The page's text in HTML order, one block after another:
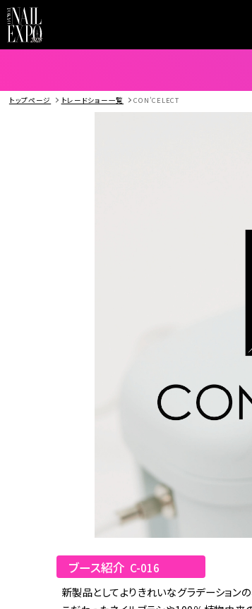
トップページ トレードショー一覧 CON'CELECT
ブース紹介 C-016
新製品としてよりきれいなグラデーション